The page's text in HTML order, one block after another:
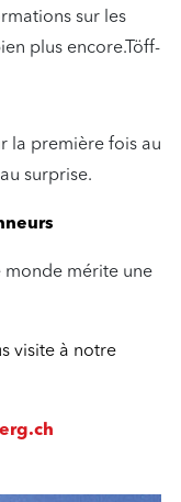
sur les
plus encore.Töff-
la première fois au
surprise.
monde mérite une
visite à notre